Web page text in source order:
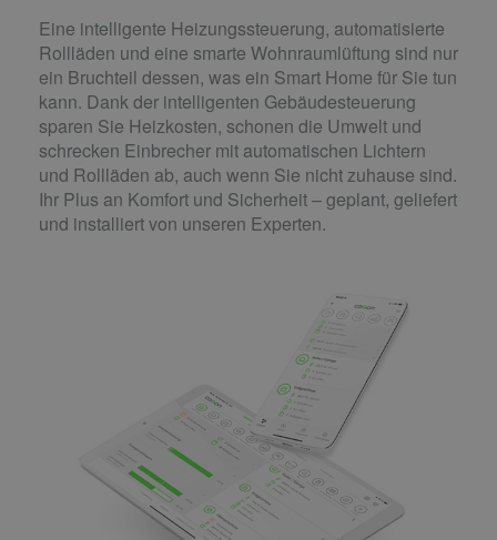
Eine intelligente Heizungssteuerung, automatisierte
Rollläden und eine smarte Wohnraumlüftung sind nur
ein Bruchteil dessen, was ein Smart Home für Sie tun
kann. Dank der intelligenten Gebäudesteuerung
sparen Sie Heizkosten, schonen die Umwelt und
schrecken Einbrecher mit automatischen Lichtern
und Rollläden ab, auch wenn Sie nicht zuhause sind.
Ihr Plus an Komfort und Sicherheit – geplant, geliefert
und installiert von unseren Experten.